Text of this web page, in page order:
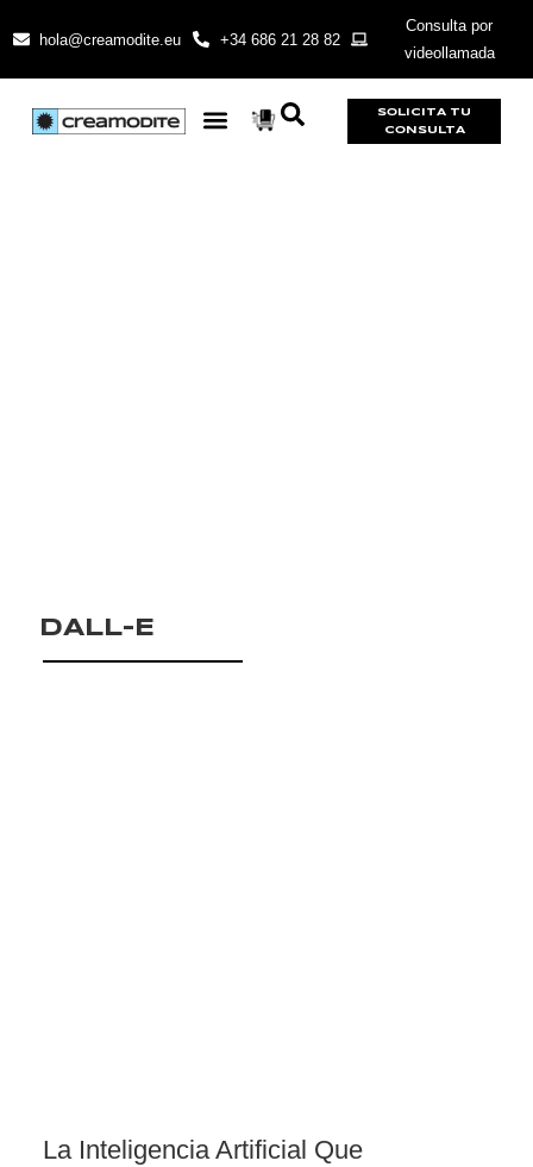
hola@creamodite.eu +34 686 21 28 82
Consulta por
videollamada
SOLICITA TU
CONSULTA
DALL-E
La Inteligencia Artificial Que